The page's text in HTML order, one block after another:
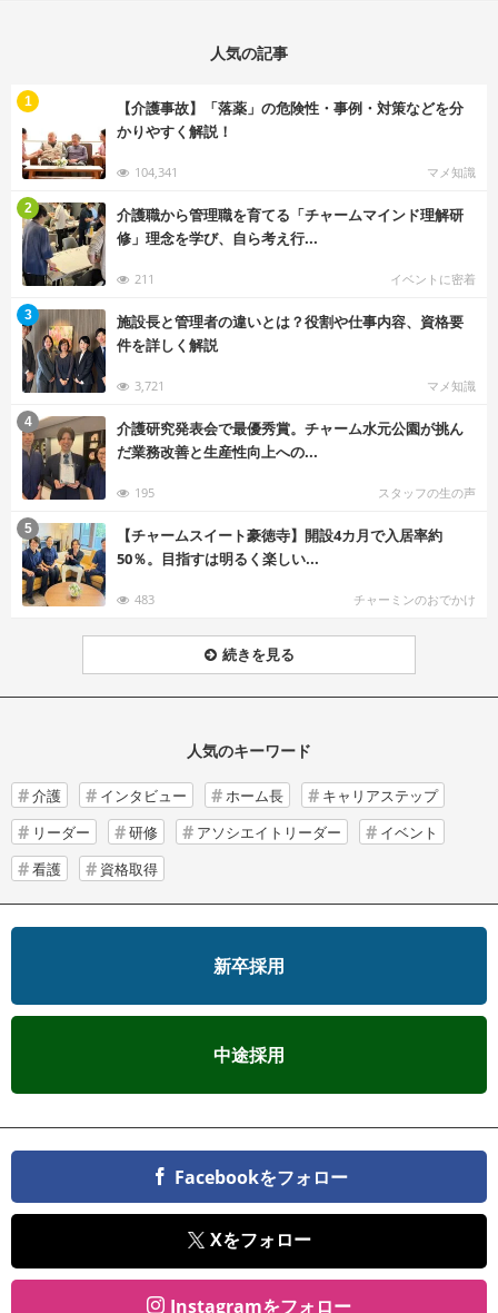
人気の記事
【介護事故】「落薬」の危険性・事例・対策などを分
かりやすく解説！
104,341 マメ知識
1
介護職から管理職を育てる「チャームマインド理解研
修」理念を学び、自ら考え行...
211 イベントに密着
2
施設長と管理者の違いとは？役割や仕事内容、資格要
件を詳しく解説
3,721 マメ知識
3
介護研究発表会で最優秀賞。チャーム水元公園が挑ん
だ業務改善と生産性向上への...
195 スタッフの生の声
4
【チャームスイート豪徳寺】開設4カ月で入居率約
50％。目指すは明るく楽しい...
483 チャーミンのおでかけ
5
続きを見る
人気のキーワード
介護 インタビュー ホーム長
キャリアステップ
リーダー
研修 アソシエイトリーダー
イベント
看護
資格取得
新卒採用
中途採用
Facebookをフォロー
Xをフォロー
Instagramをフォロー